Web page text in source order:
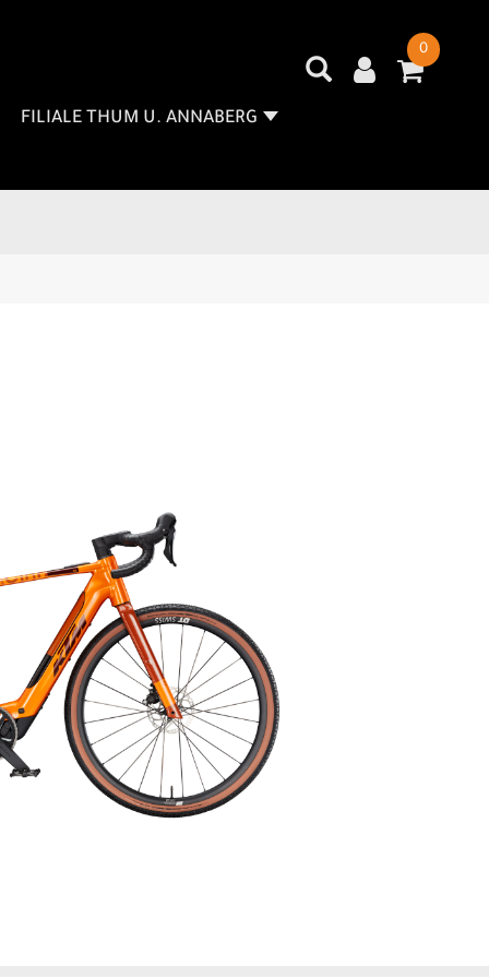
0
FILIALE THUM U. ANNABERG